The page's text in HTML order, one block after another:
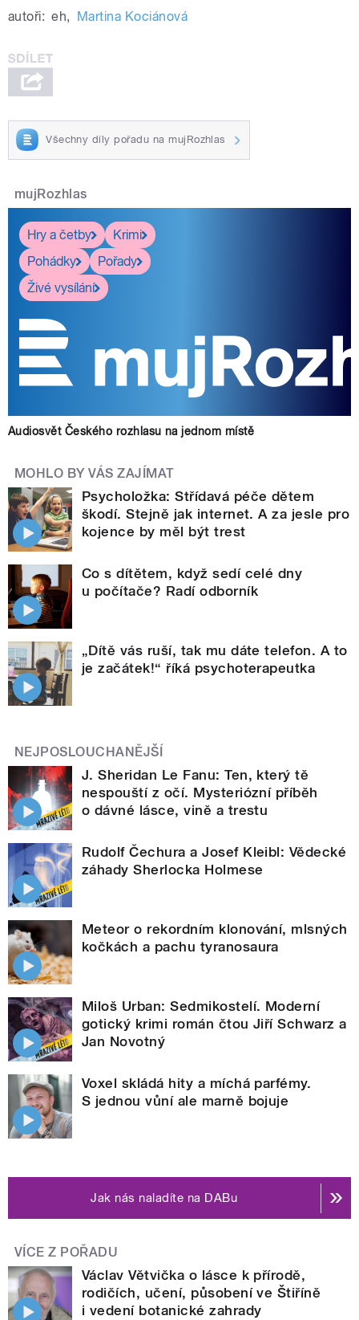
autoři: eh, Martina Kociánová
Všechny díly pořadu na mujRozhlas
mujRozhlas
Hry a četby
Krimi
Pohádky
Pořady
Živé vysílání
Audiosvět Českého rozhlasu na jednom místě
MOHLO BY VÁS ZAJÍMAT
Psycholožka: Střídavá péče dětem
škodí. Stejně jak internet. A za jesle pro
kojence by měl být trest
Co s dítětem, když sedí celé dny
u počítače? Radí odborník
„Dítě vás ruší, tak mu dáte telefon. A to
je začátek!“ říká psychoterapeutka
NEJPOSLOUCHANĚJŠÍ
J. Sheridan Le Fanu: Ten, který tě
nespouští z očí. Mysteriózní příběh
o dávné lásce, vině a trestu
Rudolf Čechura a Josef Kleibl: Vědecké
záhady Sherlocka Holmese
Meteor o rekordním klonování, mlsných
kočkách a pachu tyranosaura
Miloš Urban: Sedmikostelí. Moderní
gotický krimi román čtou Jiří Schwarz a
Jan Novotný
Voxel skládá hity a míchá parfémy.
S jednou vůní ale marně bojuje
Jak nás naladíte na DABu
VÍCE Z POŘADU
Václav Větvička o lásce k přírodě,
rodičích, učení, působení ve Štiříně
i vedení botanické zahrady